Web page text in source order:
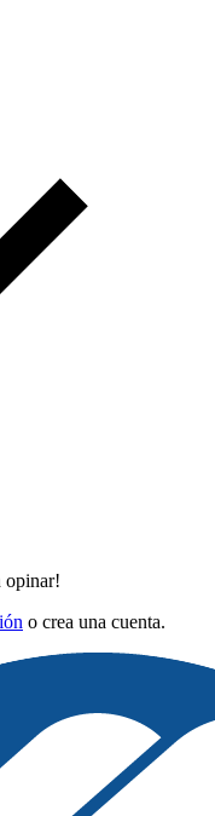
opinar!
o crea una cuenta.